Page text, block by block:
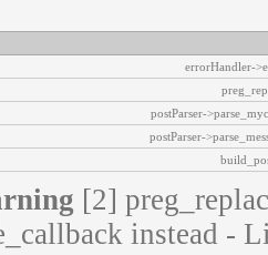
errorHandler-
postParser-
postParser-
[2]
instead -